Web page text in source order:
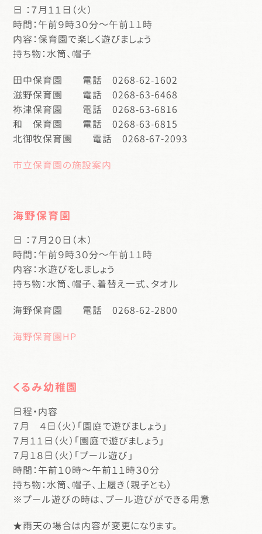
日 ：７月１１日（火）
時間：午前９時３０分～午前１１時
内容：保育園で楽しく遊びましょう
持ち物：水筒、帽子
田中保育園 電話 0268-62-1602
滋野保育園 電話 0268-63-6468
祢津保育園 電話 0268-63-6816
和 保育園 電話 0268-63-6815
北御牧保育園 電話 0268-67-2093
市立保育園の施設案内
海野保育園
日 ：７月２０日（木）
時間：午前９時３０分～午前１１時
内容：水遊びをしましょう
持ち物：水筒、帽子、着替え一式、タオル
海野保育園 電話 0268-62-2800
海野保育園HP
くるみ幼稚園
日程・内容
７月 ４日（火）「園庭で遊びましょう」
７月１１日（火）「園庭で遊びましょう」
７月１８日（火）「プール遊び」
時間：午前１０時～午前１１時３０分
持ち物：水筒、帽子、上履き（親子とも）
※プール遊びの時は、プール遊びができる用意
★雨天の場合は内容が変更になります。